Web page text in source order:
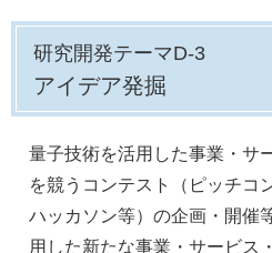
研究開発テーマD-3
アイデア発掘
量子技術を活用した事業・サ
を競うコンテスト（ピッチコ
ハッカソン等）の企画・開催
用した新たな事業・サービス